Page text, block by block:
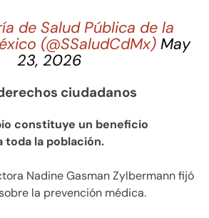
de Salud Pública de la
(@SSaludCdMx) May
23, 2026
ciudadanos
constituye un beneficio
toda la población.
Nadine Gasman Zylbermann fijó
la prevención médica.